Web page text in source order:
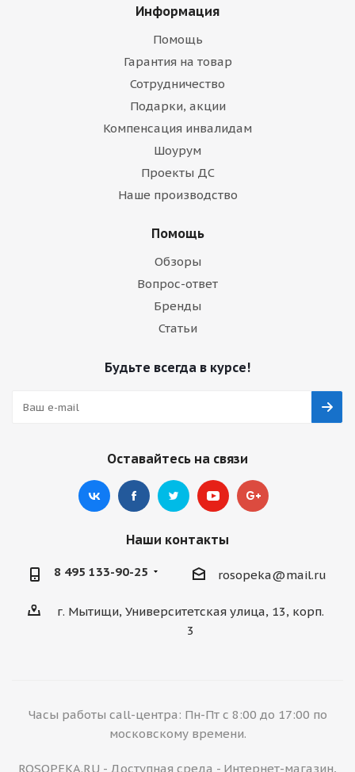
Информация
Помощь
Гарантия на товар
Сотрудничество
Подарки, акции
Компенсация инвалидам
Шоурум
Проекты ДС
Наше производство
Помощь
Обзоры
Вопрос-ответ
Бренды
Статьи
Будьте всегда в курсе!
Оставайтесь на связи
Наши контакты
8 495 133-90-25 rosopeka@mail.ru
г. Мытищи, Университетская улица, 13, корп.
3
Часы работы call-центра: Пн-Пт с 8:00 до 17:00 по
московскому времени.
ROSOPEKA.RU - Доступная среда - Интернет-магазин,